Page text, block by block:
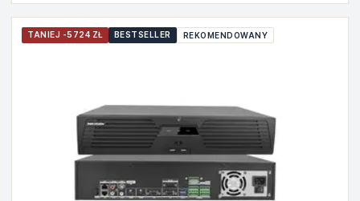
TANIEJ -5724 ZŁ BESTSELLER REKOMENDOWANY